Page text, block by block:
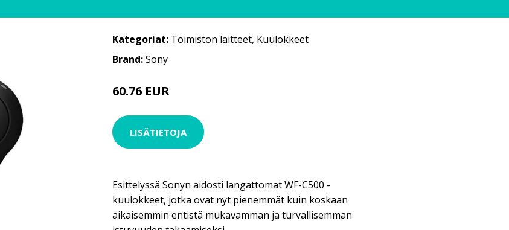
Kategoriat: Toimiston laitteet, Kuulokkeet
Brand:Sony
60.76 EUR
LISÄTIETOJA
Esittelyssä Sonyn aidosti langattomat WF-C500 -
kuulokkeet, jotka ovat nyt pienemmät kuin koskaan
aikaisemmin entistä mukavamman ja turvallisemman